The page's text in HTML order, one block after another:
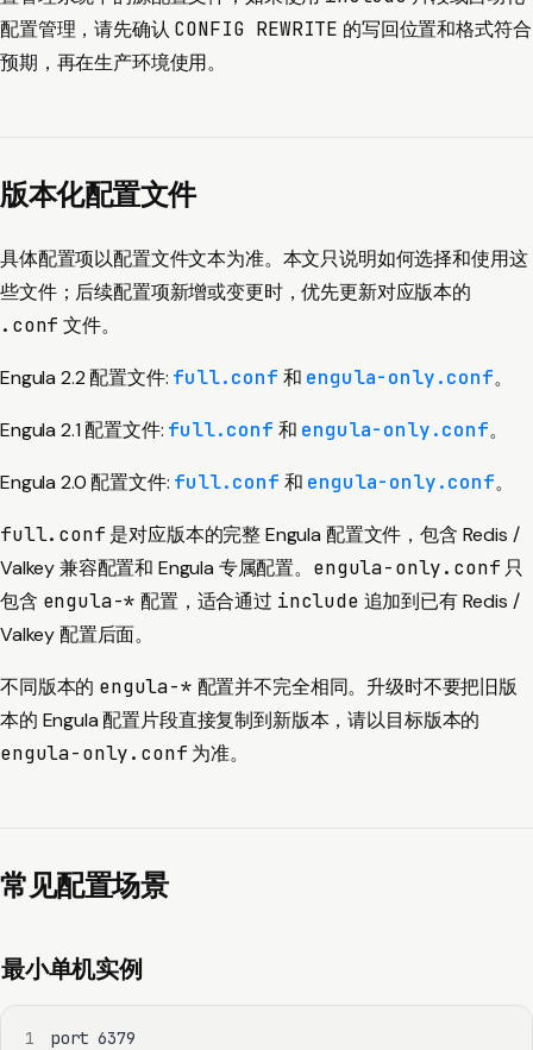
配置管理，请先确认 CONFIG REWRITE 的写回位置和格式符合
预期，再在生产环境使用。
版本化配置文件
具体配置项以配置文件文本为准。本文只说明如何选择和使用这
些文件；后续配置项新增或变更时，优先更新对应版本的
.conf 文件。
Engula 2.2 配置文件: full.conf 和 engula-only.conf。
Engula 2.1 配置文件: full.conf 和 engula-only.conf。
Engula 2.0 配置文件: full.conf 和 engula-only.conf。
full.conf 是对应版本的完整 Engula 配置文件，包含 Redis /
Valkey 兼容配置和 Engula 专属配置。 engula-only.conf 只
包含 engula-* 配置，适合通过 include 追加到已有 Redis /
Valkey 配置后面。
不同版本的 engula-* 配置并不完全相同。升级时不要把旧版
本的 Engula 配置片段直接复制到新版本，请以目标版本的
engula-only.conf 为准。
常见配置场景
最小单机实例
1